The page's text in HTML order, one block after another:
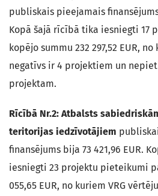
publiskais pieejamais finansējums
Kopā šajā rīcībā tika iesniegti 17
kopējo summu 232 297,52 EUR,
negatīvs ir 4 projektiem un
projektam.
Rīcībā Nr.2: Atbalsts
teritorijas iedzīvotājiem
finansējums bija 73 421,96 EUR.
iesniegti 23 projektu pieteikumi
055,65 EUR, no kuriem VRG